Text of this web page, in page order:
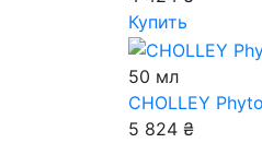
Купить
50 мл
CHOLLEY
5 824 ₴